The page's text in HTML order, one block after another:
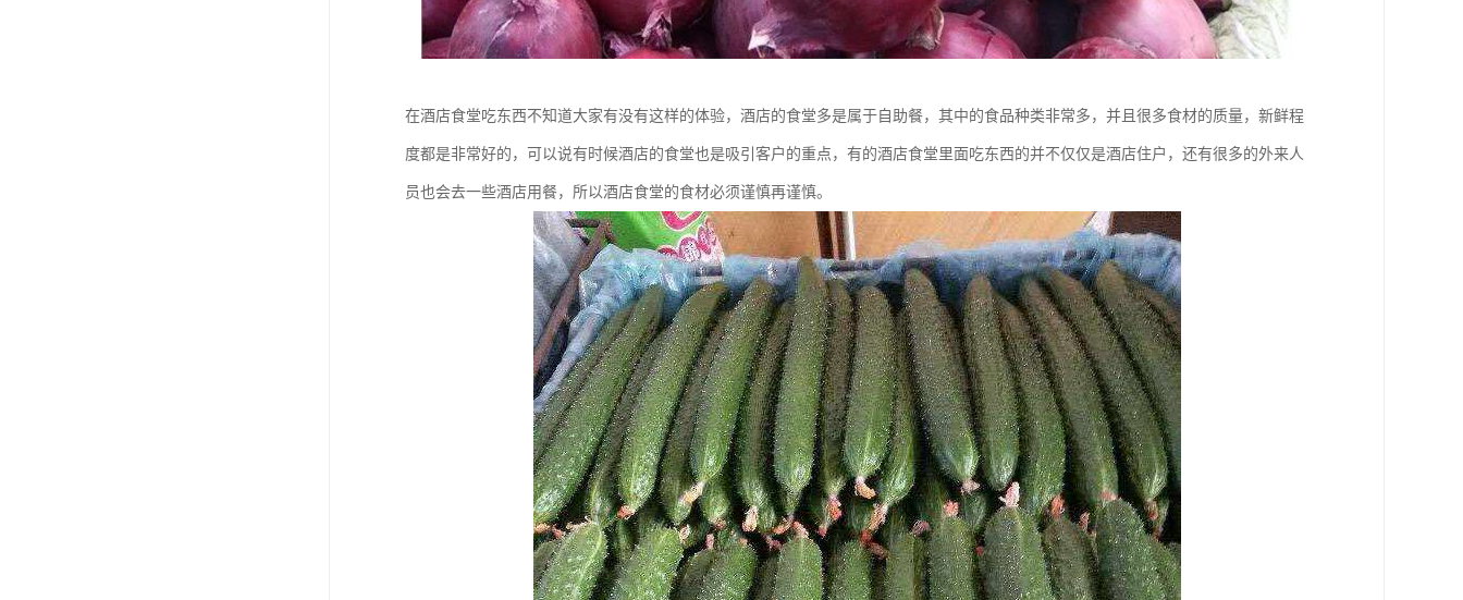
在酒店食堂吃东西不知道大家有没有这样的体验，酒店的食堂多是属于自助餐，其中的食品种类非常多，并且很多食材的质量，新鲜程
度都是非常好的，可以说有时候酒店的食堂也是吸引客户的重点，有的酒店食堂里面吃东西的并不仅仅是酒店住户，还有很多的外来人
员也会去一些酒店用餐，所以酒店食堂的食材必须谨慎再谨慎。